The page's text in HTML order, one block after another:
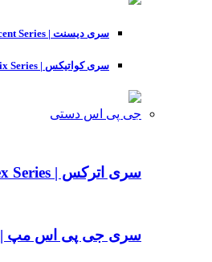
سری دیسنت | Descent Series
سری کواتیکس | Quatix Series
جی پی اس دستی
سری اترکس | Etrex Series
سری جی پی اس مپ | GPSMAP Series